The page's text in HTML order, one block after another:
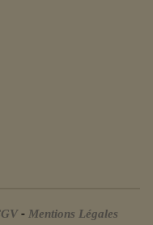
- Mentions Légales